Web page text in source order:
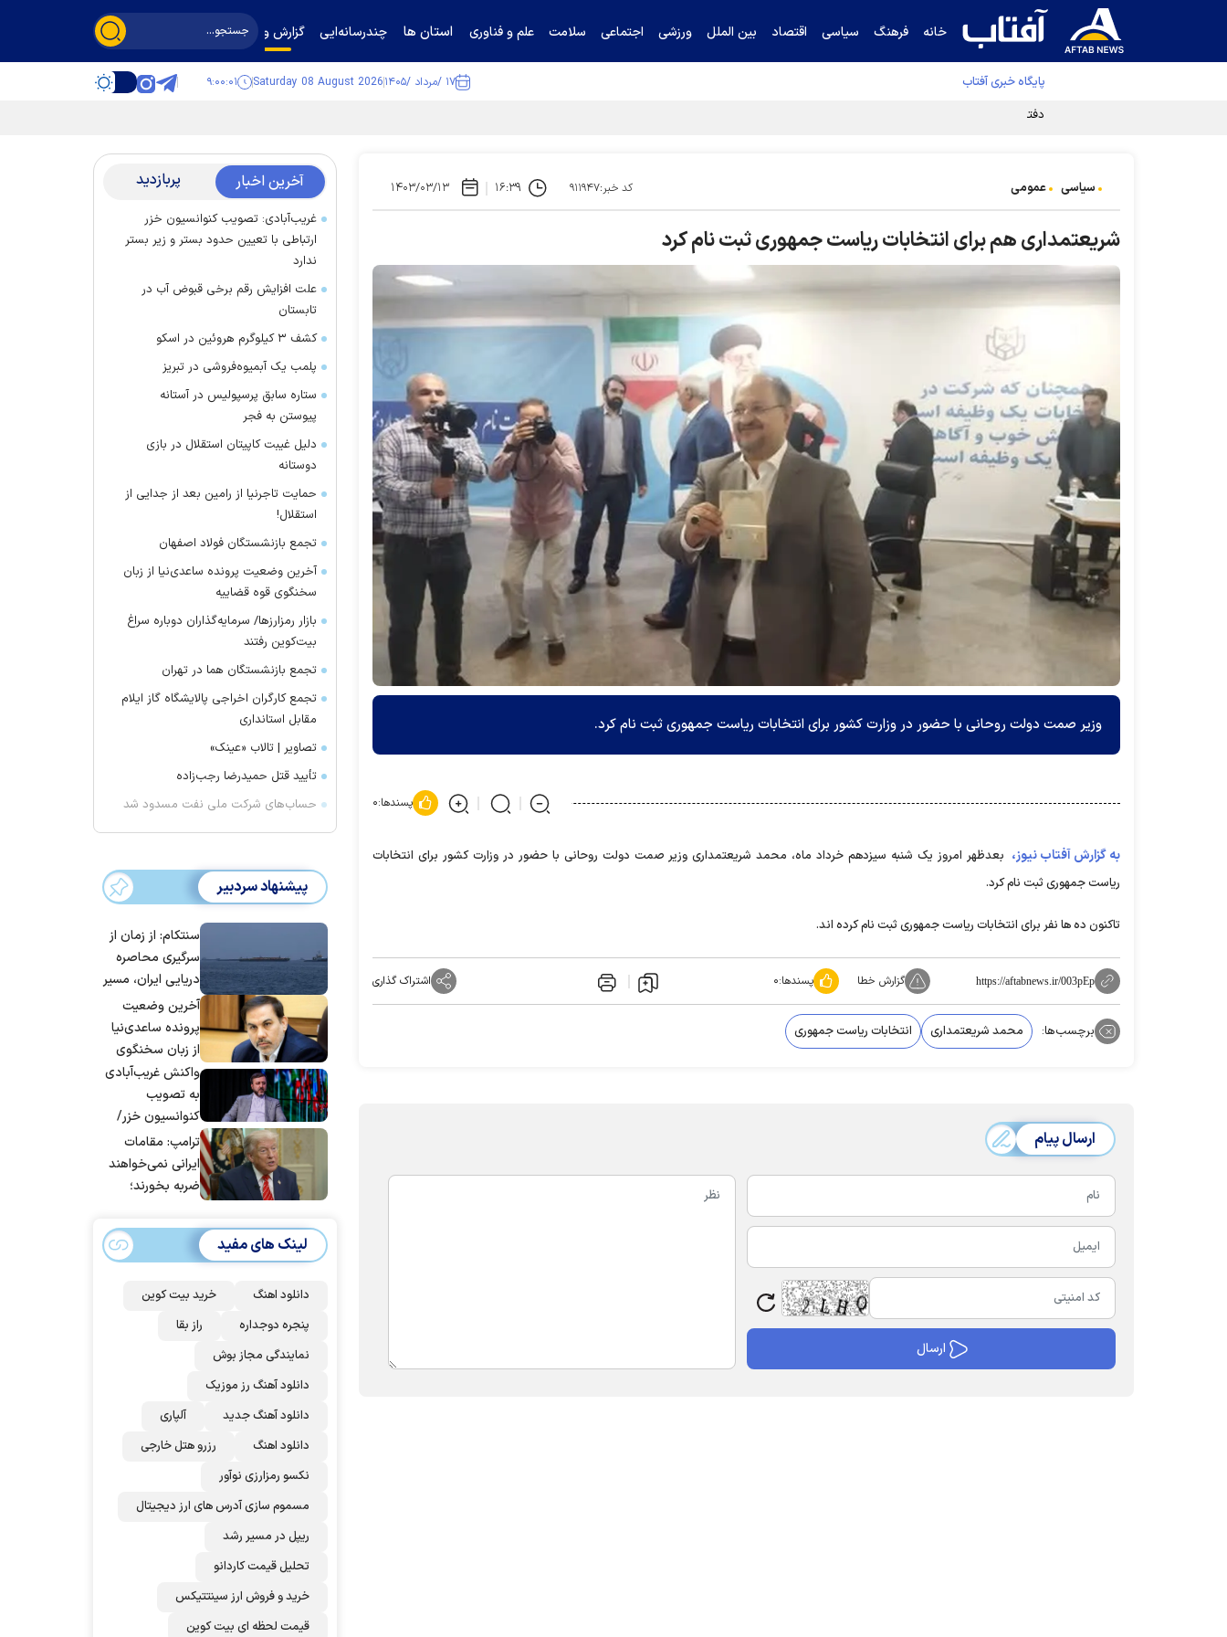
خانه فرهنگ سیاسی اقتصاد بین الملل ورزشی اجتماعی سلامت علم و فناوری استان ها چندرسانه‌ایی گزارش و گفت‌وگو
پایگاه خبری آفتاب ۱۷ /مرداد /۱۴۰۵ Saturday 08 August 2026 ۹:۰۰:۰۲
دفتر رهبر انقلاب ادعای خرازی درباره پزشکیان را تکذیب کرد
سیاسی عمومی کد خبر:۹۱۱۹۴۷ ۱۶:۳۹ ۱۴۰۳/۰۳/۱۳
شریعتمداری هم برای انتخابات ریاست جمهوری ثبت نام کرد
وزیر صمت دولت روحانی با حضور در وزارت کشور برای انتخابات ریاست جمهوری ثبت نام کرد.
پسندها:۰
به گزارش آفتاب نیوز، بعدظهر امروز یک شنبه سیزدهم خرداد ماه، محمد شریعتمداری وزیر صمت دولت روحانی با حضور در وزارت کشور برای انتخابات
ریاست جمهوری ثبت نام کرد.
تاکنون ده ها نفر برای انتخابات ریاست جمهوری ثبت نام کرده اند.
https://aftabnews.ir/003pEp گزارش خطا پسندها:۰ اشتراک گذاری
برچسب‌ها: محمد شریعتمداری انتخابات ریاست جمهوری
ارسال پیام
آخرین اخبار پربازدید
غریب‌آبادی: تصویب کنوانسیون خزر
ارتباطی با تعیین حدود بستر و زیر بستر
ندارد
علت افزایش رقم برخی قبوض آب در
تابستان
کشف ۳ کیلوگرم هروئین در اسکو
پلمب یک آبمیوه‌فروشی در تبریز
ستاره سابق پرسپولیس در آستانه
پیوستن به فجر
دلیل غیبت کاپیتان استقلال در بازی
دوستانه
حمایت تاجرنیا از رامین بعد از جدایی از
استقلال!
تجمع بازنشستگان فولاد اصفهان
آخرین وضعیت پرونده ساعدی‌نیا از زبان
سخنگوی قوه قضاییه
بازار رمزارز‌ها/ سرمایه‌گذاران دوباره سراغ
بیت‌کوین رفتند
تجمع بازنشستگان هما در تهران
تجمع کارگران اخراجی پالایشگاه گاز ایلام
مقابل استانداری
تصاویر | تالاب «عینک»
تأیید قتل حمیدرضا رجب‌زاده
حساب‌های شرکت ملی نفت مسدود شد
پیشنهاد سردبیر
سنتکام: از زمان از
سرگیری محاصره
دریایی ایران، مسیر
بیش از ۵۰ کشتی را
تغییر داده‌ایم
آخرین وضعیت
پرونده ساعدی‌نیا
از زبان سخنگوی
قوه قضاییه
واکنش غریب‌آبادی
به تصویب
کنوانسیون خزر/
سهمیه ایران کم
می‌شود؟!
ترامپ: مقامات
ایرانی نمی‌خواهند
ضربه بخورند؛
توافق برسند
لینک های مفید
دانلود اهنگ
خرید بیت کوین
پنجره دوجداره
راز بقا
نمایندگی مجاز بوش
دانلود آهنگ رز‌ موزیک
دانلود آهنگ جدید
آلپاری
دانلود اهنگ
رزرو هتل خارجی
نکسو رمزارزی نوآور
مسموم سازی آدرس های ارز دیجیتال
ریپل در مسیر رشد
تحلیل قیمت کاردانو
خرید و فروش ارز سینتتیکس
قیمت لحظه ای بیت کوین